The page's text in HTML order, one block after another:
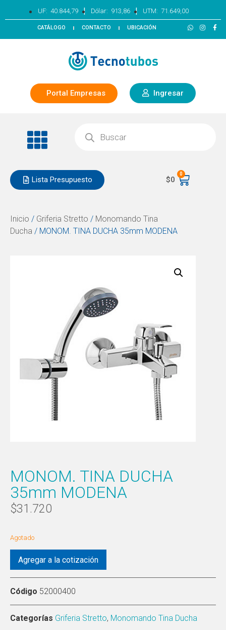
UF: 40.844,79 | Dólar: 913,86 | UTM: 71.649,00
CATÁLOGO CONTACTO UBICACIÓN
Portal Empresas Ingresar
Lista Presupuesto $0
0
Inicio / Griferia Stretto / Monomando Tina
Ducha / MONOM. TINA DUCHA 35mm MODENA
MONOM. TINA DUCHA
35mm MODENA
$31.720
Agotado
Agregar a la cotización
Código 52000400
Categorías Griferia Stretto, Monomando Tina Ducha